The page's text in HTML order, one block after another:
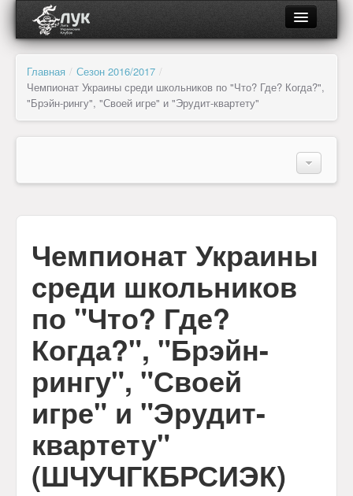
О ЛУК
Об организации
Партнёры
Новости
Календарь
Обратная связь
Главная / Сезон 2016/2017 /
Чемпионат Украины среди школьников по "Что? Где? Когда?",
"Брэйн-рингу", "Своей игре" и "Эрудит-квартету"
Расписание
Транспорт
Фотогалерея
Чемпионат Украины
среди школьников
по "Что? Где?
Когда?", "Брэйн-
рингу", "Своей
игре" и "Эрудит-
квартету"
(ШЧУЧГКБРСИЭК)